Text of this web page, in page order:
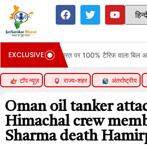
EXCLUSIVE
भारत पर 100% टैरिफ वाला बिल अमेरिकी सीनेट में
टॉप न्यूज़ राज्य-शहर अंतर्राष्ट्रीय
Oman oil tanker
Himachal crew
Sharma death